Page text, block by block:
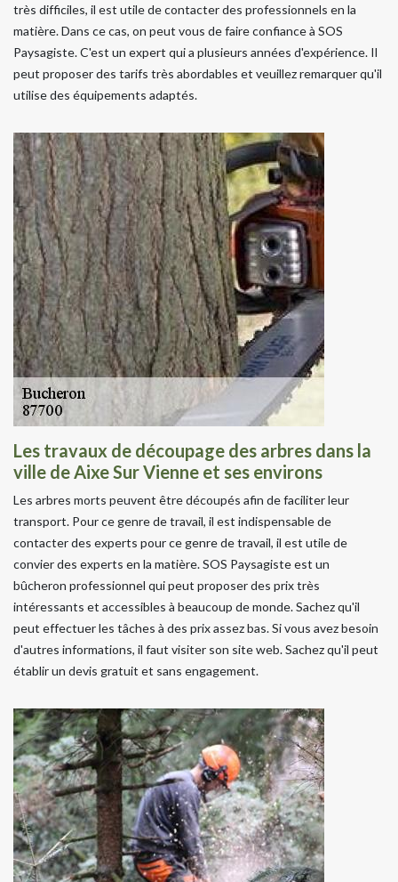
très difficiles, il est utile de contacter des professionnels en la
matière. Dans ce cas, on peut vous de faire confiance à SOS
Paysagiste. C'est un expert qui a plusieurs années d'expérience. Il
peut proposer des tarifs très abordables et veuillez remarquer qu'il
utilise des équipements adaptés.
Les travaux de découpage des arbres dans la
ville de Aixe Sur Vienne et ses environs
Les arbres morts peuvent être découpés afin de faciliter leur
transport. Pour ce genre de travail, il est indispensable de
contacter des experts pour ce genre de travail, il est utile de
convier des experts en la matière. SOS Paysagiste est un
bûcheron professionnel qui peut proposer des prix très
intéressants et accessibles à beaucoup de monde. Sachez qu'il
peut effectuer les tâches à des prix assez bas. Si vous avez besoin
d'autres informations, il faut visiter son site web. Sachez qu'il peut
établir un devis gratuit et sans engagement.